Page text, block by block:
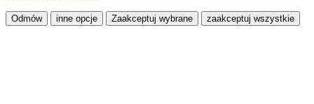
Odmów inne opcje Zaakceptuj wybrane zaakceptuj wszystkie